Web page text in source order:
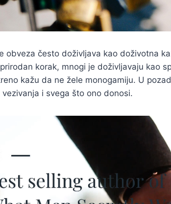
obveza često doživljava kao doživotna
korak, mnogi je doživljavaju kao
kažu da ne žele monogamiju. U
i svega što ono donosi.